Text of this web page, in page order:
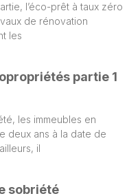
l’éco-prêt à taux zéro
de rénovation
les
partie 1
les immeubles en
deux ans à la date de
il
sobriété